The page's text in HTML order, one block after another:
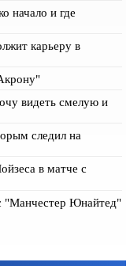
начало и где
карьеру в
видеть смелую и
следил на
в матче с
"Манчестер Юнайтед"